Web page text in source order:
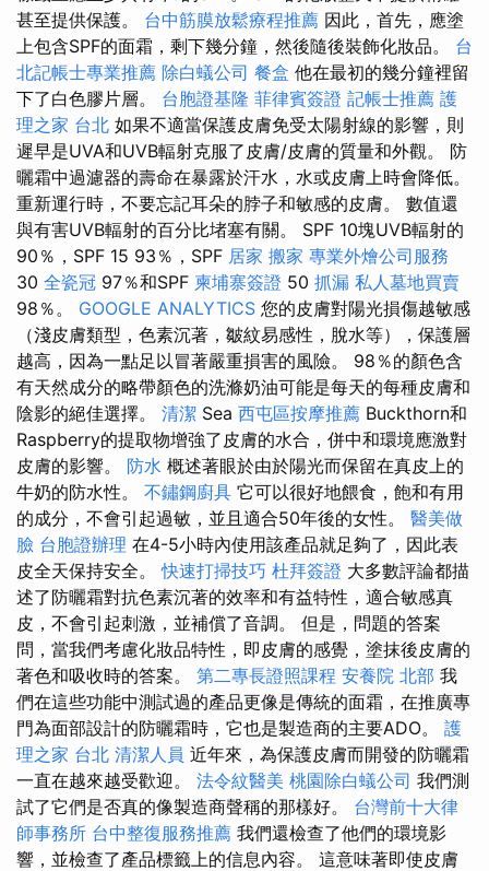
甚至提供保護。 台中筋膜放鬆療程推薦 因此，首先，應塗
上包含SPF的面霜，剩下幾分鐘，然後隨後裝飾化妝品。 台
北記帳士專業推薦 除白蟻公司 餐盒 他在最初的幾分鐘裡留
下了白色膠片層。 台胞證基隆 菲律賓簽證 記帳士推薦 護
理之家 台北 如果不適當保護皮膚免受太陽射線的影響，則
遲早是UVA和UVB輻射克服了皮膚/皮膚的質量和外觀。 防
曬霜中過濾器的壽命在暴露於汗水，水或皮膚上時會降低。
重新運行時，不要忘記耳朵的脖子和敏感的皮膚。 數值還
與有害UVB輻射的百分比堵塞有關。 SPF 10塊UVB輻射的
90％，SPF 15 93％，SPF 居家 搬家 專業外燴公司服務
30 全瓷冠 97％和SPF 柬埔寨簽證 50 抓漏 私人墓地買賣
98％。 GOOGLE ANALYTICS 您的皮膚對陽光損傷越敏感
（淺皮膚類型，色素沉著，皺紋易感性，脫水等），保護層
越高，因為一點足以冒著嚴重損害的風險。 98％的顏色含
有天然成分的略帶顏色的洗滌奶油可能是每天的每種皮膚和
陰影的絕佳選擇。 清潔 Sea 西屯區按摩推薦 Buckthorn和
Raspberry的提取物增強了皮膚的水合，併中和環境應激對
皮膚的影響。 防水 概述著眼於由於陽光而保留在真皮上的
牛奶的防水性。 不鏽鋼廚具 它可以很好地餵食，飽和有用
的成分，不會引起過敏，並且適合50年後的女性。 醫美做
臉 台胞證辦理 在4-5小時內使用該產品就足夠了，因此表
皮全天保持安全。快速打掃技巧 杜拜簽證 大多數評論都描
述了防曬霜對抗色素沉著的效率和有益特性，適合敏感真
皮，不會引起刺激，並補償了音調。 但是，問題的答案
問，當我們考慮化妝品特性，即皮膚的感覺，塗抹後皮膚的
著色和吸收時的答案。 第二專長證照課程 安養院 北部 我
們在這些功能中測試過的產品更像是傳統的面霜，在推廣專
門為面部設計的防曬霜時，它也是製造商的主要ADO。 護
理之家 台北 清潔人員 近年來，為保護皮膚而開發的防曬霜
一直在越來越受歡迎。 法令紋醫美 桃園除白蟻公司 我們測
試了它們是否真的像製造商聲稱的那樣好。 台灣前十大律
師事務所 台中整復服務推薦 我們還檢查了他們的環境影
響，並檢查了產品標籤上的信息內容。 這意味著即使皮膚